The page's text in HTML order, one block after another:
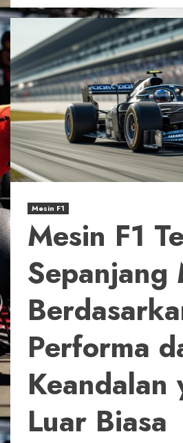
Mesin F1
Mesin F1
Sepanjang
Performa
Keandalan
Luar Biasa